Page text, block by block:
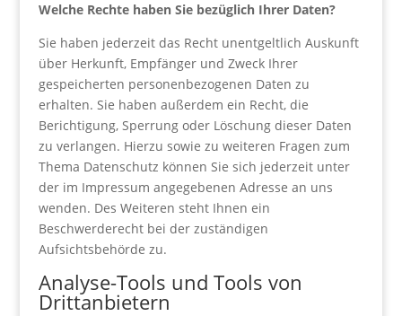
Welche Rechte haben Sie bezüglich Ihrer Daten?
Sie haben jederzeit das Recht unentgeltlich Auskunft
über Herkunft, Empfänger und Zweck Ihrer
gespeicherten personenbezogenen Daten zu
erhalten. Sie haben außerdem ein Recht, die
Berichtigung, Sperrung oder Löschung dieser Daten
zu verlangen. Hierzu sowie zu weiteren Fragen zum
Thema Datenschutz können Sie sich jederzeit unter
der im Impressum angegebenen Adresse an uns
wenden. Des Weiteren steht Ihnen ein
Beschwerderecht bei der zuständigen
Aufsichtsbehörde zu.
Analyse-Tools und Tools von
Drittanbietern